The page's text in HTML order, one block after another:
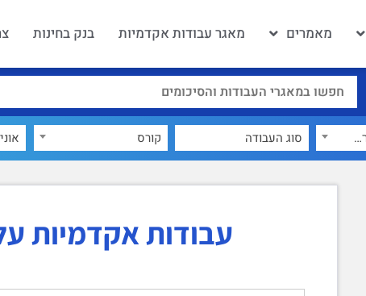
מאמרים מאגר עבודות אקדמיות בנק בחינות
מודל הקיום הטריאדי קורס
עבודות אקדמיות